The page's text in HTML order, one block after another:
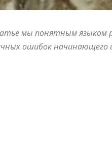
мы понятным языком
ошибок начинающего